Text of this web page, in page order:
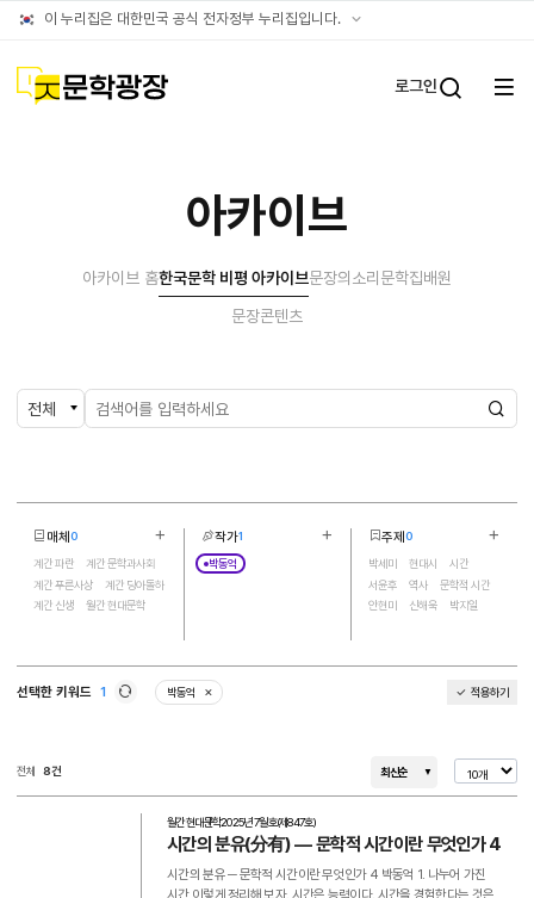
이 누리집은 대한민국 공식 전자정부 누리집입니다. 공식
문학광장 로그인
전체
아카이브
아카이브 홈한국문학 비평 아카이브문장의소리 문학집배원
문장콘텐츠
매체0
계간 파란
계간 문학과사회
계간 푸른사상
계간 딩아돌하
계간 신생
월간 현대문학
작가1
박동억
주제0
박세미 현대시
시간
서윤후
역사
문학적 시간
안현미
신해욱
박지일
내면
이원
한재범
SF시
이민하
김현 유계영
노은
만주
휴머니즘
신이인
선택한 키워드 1
박동억
삭제
적용하기
전체 8건 최신순
월간 현대문학2025년 7월호(제847호)
시간의 분유(分有) ― 문학적 시간이란 무엇인가 4
시간의 분유 ─ 문학적 시간이란 무엇인가 4 박동억 1. 나누어 가진
시간 이렇게 정리해 보자. 시간은 능력이다. 시간을 경험한다는 것은